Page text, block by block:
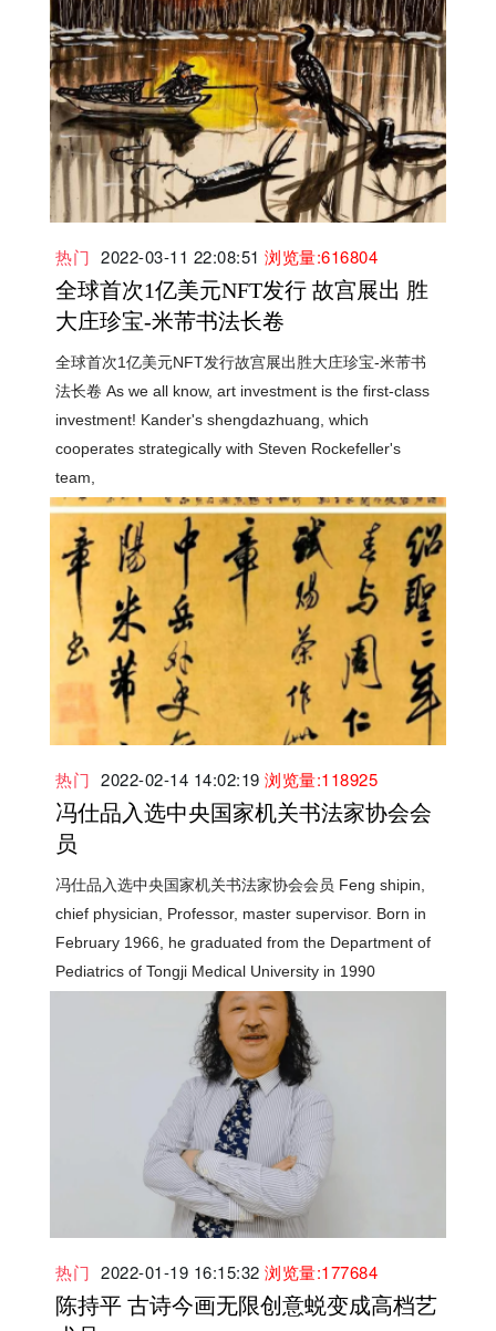
热门 2022-03-11 22:08:51 浏览量:616804
全球首次1亿美元NFT发行 故宫展出 胜
大庄珍宝-米芾书法长卷
全球首次1亿美元NFT发行故宫展出胜大庄珍宝-米芾书
法长卷 As we all know, art investment is the first-class
investment! Kander's shengdazhuang, which
cooperates strategically with Steven Rockefeller's
team,
热门 2022-02-14 14:02:19 浏览量:118925
冯仕品入选中央国家机关书法家协会会
员
冯仕品入选中央国家机关书法家协会会员 Feng shipin,
chief physician, Professor, master supervisor. Born in
February 1966, he graduated from the Department of
Pediatrics of Tongji Medical University in 1990
热门 2022-01-19 16:15:32 浏览量:177684
陈持平 古诗今画无限创意蜕变成高档艺